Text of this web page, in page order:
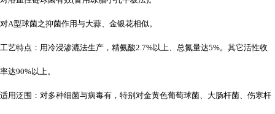
对A型球菌之抑菌作用与大蒜、金银花相似。
工艺特点：用冷浸渗漉法生产，精氨酸2.7%以上、总氮量达5%。其它活性收
率达90%以上。
适用泛围：对多种细菌与病毒有，特别对金黄色葡萄球菌、大肠杆菌、伤寒杆